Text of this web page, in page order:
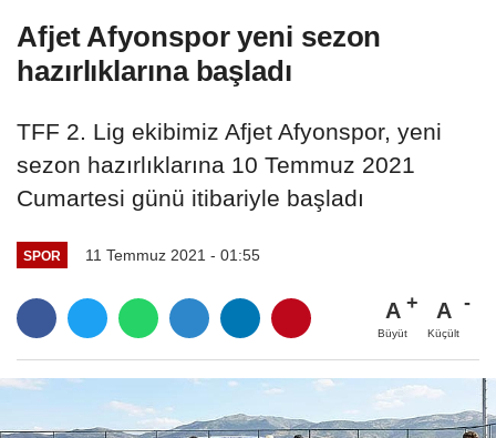
Afjet Afyonspor yeni sezon
hazırlıklarına başladı
TFF 2. Lig ekibimiz Afjet Afyonspor, yeni
sezon hazırlıklarına 10 Temmuz 2021
Cumartesi günü itibariyle başladı
SPOR 11 Temmuz 2021 - 01:55
A
Büyüt
A
Küçült